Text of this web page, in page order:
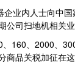
内人士向中
司扫地机相关
、2000、
品关税加征